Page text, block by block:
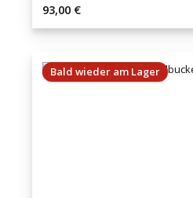
Regulärer Preis:
93,00 €
Bald wieder am Lager